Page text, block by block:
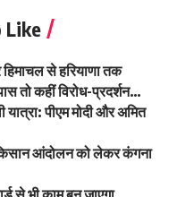
Like
से हरियाणा तक
तो कहीं विरोध-प्रदर्शन…
यात्रा: पीएम मोदी और अमित
आंदोलन को लेकर कंगना